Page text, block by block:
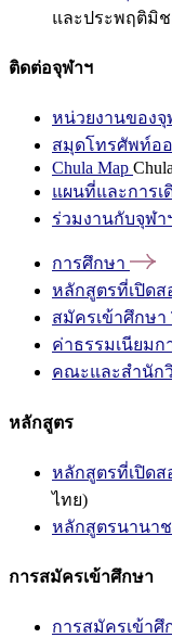
และประพฤติมิ
ติดต่อจุฬาฯ
หน่วยงานของจุ
สมุดโทรศัพท์อ
Chula Map
แผนที่และการเ
ร่วมงานกับจุฬา
การศึกษา
หลักสูตรที่เปิดส
สมัครเข้าศึกษา
ค่าธรรมเนียมก
คณะและสำนัก
หลักสูตร
หลักสูตรที่เปิดส
ไทย)
หลักสูตรนานา
การสมัครเข้าศึกษา
การสมัครเข้า